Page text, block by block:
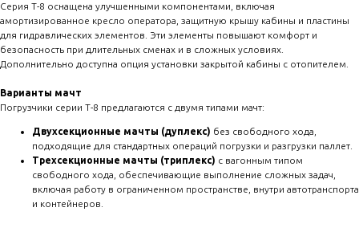
Серия T-8 оснащена улучшенными компонентами, включая
амортизированное кресло оператора, защитную крышу кабины и пластины
для гидравлических элементов. Эти элементы повышают комфорт и
безопасность при длительных сменах и в сложных условиях.
Дополнительно доступна опция установки закрытой кабины с отопителем.
Варианты мачт
Погрузчики серии T-8 предлагаются с двумя типами мачт:
Двухсекционные мачты (дуплекс) без свободного хода,
подходящие для стандартных операций погрузки и разгрузки паллет.
Трехсекционные мачты (триплекс) с вагонным типом
свободного хода, обеспечивающие выполнение сложных задач,
включая работу в ограниченном пространстве, внутри автотранспорта
и контейнеров.